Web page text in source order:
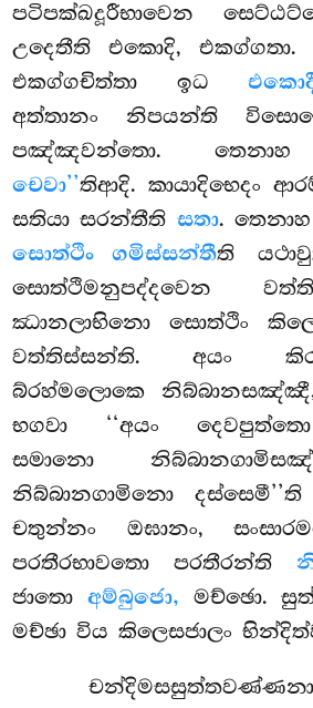
පටිපක්ඛදූරීභාවෙන
උදෙතීති එකොදි,
එකග්ගචිත්තා ඉධ
අත්තානං නිපයන්ති
පඤ්ඤවන්තො.
චෙවා’’තිආදි. කායාදිභෙදං
සතියා සරන්තීති සතා. තෙනාහ
සොත්ථිං ගමිස්සන්තීති
සොත්ථිමනුපද්දවෙන
ඣානලාභිනො සොත්ථිං
වත්තිස්සන්ති. අයං
බ්රහ්මලොකෙ නිබ්බානසඤ්ඤී,
භගවා ‘‘අයං
සමානො
නිබ්බානගාමිනො දස්සෙමී’’ති
චතුන්නං ඔඝානං,
පරතීරභාවතො පරතීරන්ති
ජාතො අම්බුජො, මච්ඡො.
මච්ඡා විය කිලෙසජාලං
චන්දිමසසුත්තවණ්ණනා